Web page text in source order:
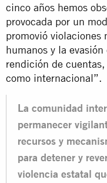
cinco años hemos
provocada por un
promovió violaciones
humanos y la
rendición de
como internacional”.
La comunidad
permanecer
recursos y
para detener y
violencia estatal